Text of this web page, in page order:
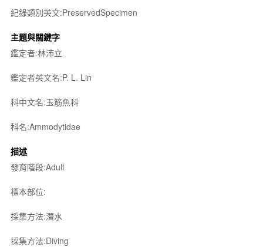
紀錄類別英文:PreservedSpecimen
主題與關鍵字
鑑定者:林沛立
鑑定者英文名:P. L. Lin
科中文名:玉筋魚科
科名:Ammodytidae
描述
發育階段:Adult
標本部位:
採集方法:潛水
採集方法:Diving